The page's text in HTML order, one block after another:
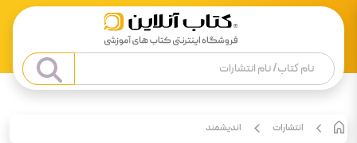
انتشارات اندیشمند